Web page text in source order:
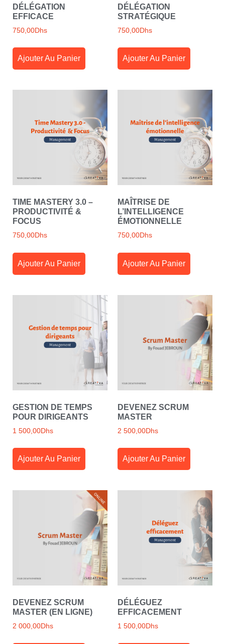
DÉLÉGATION
EFFICACE
750,00Dhs
Ajouter Au Panier
DÉLÉGATION
STRATÉGIQUE
750,00Dhs
Ajouter Au Panier
TIME MASTERY 3.0 –
PRODUCTIVITÉ &
FOCUS
750,00Dhs
Ajouter Au Panier
MAÎTRISE DE
L’INTELLIGENCE
ÉMOTIONNELLE
750,00Dhs
Ajouter Au Panier
GESTION DE TEMPS
POUR DIRIGEANTS
1 500,00Dhs
Ajouter Au Panier
DEVENEZ SCRUM
MASTER
2 500,00Dhs
Ajouter Au Panier
DEVENEZ SCRUM
MASTER (EN LIGNE)
2 000,00Dhs
DÉLÉGUEZ
EFFICACEMENT
1 500,00Dhs